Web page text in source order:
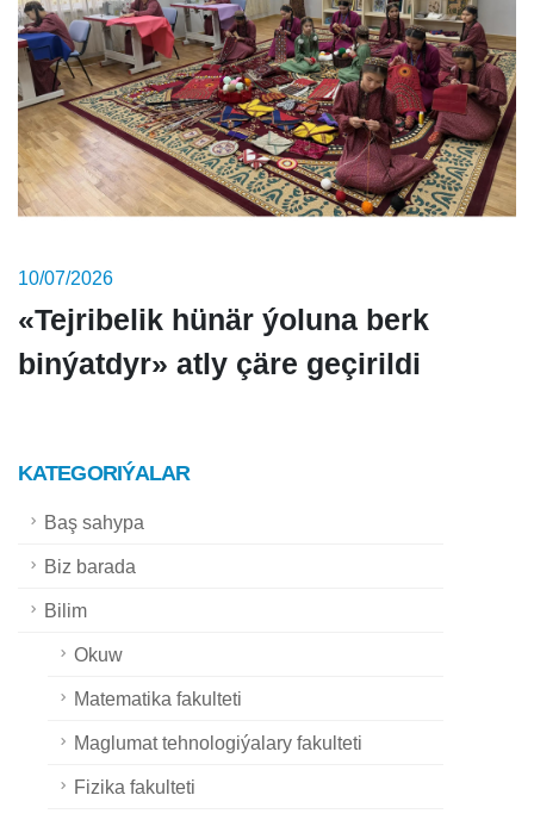
10/07/2026
«Tejribelik hünär ýoluna berk
binýatdyr» atly çäre geçirildi
KATEGORIÝALAR
Baş sahypa
Biz barada
Bilim
Okuw
Matematika fakulteti
Maglumat tehnologiýalary fakulteti
Fizika fakulteti